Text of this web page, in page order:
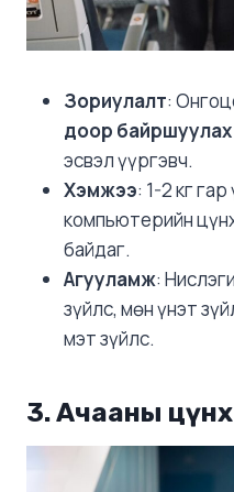
Зориулалт:
доор байршуулах
эсвэл үүргэвч.
Хэмжээ: 1-2 кг
компьютерийн
байдаг.
Агууламж:
зүйлс, мөн үнэт
мэт зүйлс.
3. Ачааны